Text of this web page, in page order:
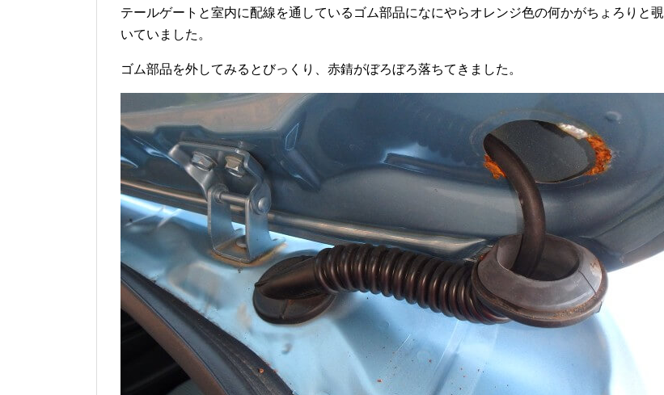
テールゲートと室内に配線を通しているゴム部品になにやらオレンジ色の何かがちょろりと覗
いていました。
ゴム部品を外してみるとびっくり、赤錆がぼろぼろ落ちてきました。